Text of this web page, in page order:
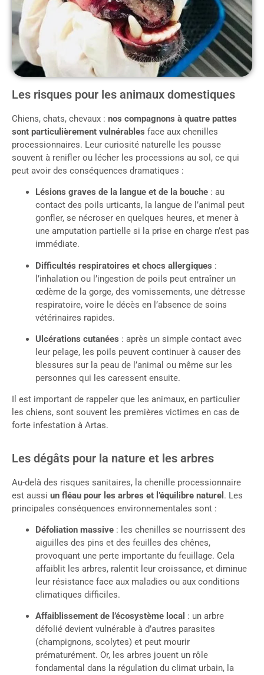
Les risques pour les animaux domestiques
Chiens, chats, chevaux : nos compagnons à quatre pattes
sont particulièrement vulnérables face aux chenilles
processionnaires. Leur curiosité naturelle les pousse
souvent à renifler ou lécher les processions au sol, ce qui
peut avoir des conséquences dramatiques :
Lésions graves de la langue et de la bouche : au
contact des poils urticants, la langue de l’animal peut
gonfler, se nécroser en quelques heures, et mener à
une amputation partielle si la prise en charge n’est pas
immédiate.
Difficultés respiratoires et chocs allergiques :
l’inhalation ou l’ingestion de poils peut entraîner un
œdème de la gorge, des vomissements, une détresse
respiratoire, voire le décès en l’absence de soins
vétérinaires rapides.
Ulcérations cutanées : après un simple contact avec
leur pelage, les poils peuvent continuer à causer des
blessures sur la peau de l’animal ou même sur les
personnes qui les caressent ensuite.
Il est important de rappeler que les animaux, en particulier
les chiens, sont souvent les premières victimes en cas de
forte infestation à Artas.
Les dégâts pour la nature et les arbres
Au-delà des risques sanitaires, la chenille processionnaire
est aussi un fléau pour les arbres et l’équilibre naturel . Les
principales conséquences environnementales sont :
Défoliation massive : les chenilles se nourrissent des
aiguilles des pins et des feuilles des chênes,
provoquant une perte importante du feuillage. Cela
affaiblit les arbres, ralentit leur croissance, et diminue
leur résistance face aux maladies ou aux conditions
climatiques difficiles.
Affaiblissement de l’écosystème local : un arbre
défolié devient vulnérable à d’autres parasites
(champignons, scolytes) et peut mourir
prématurément. Or, les arbres jouent un rôle
fondamental dans la régulation du climat urbain, la